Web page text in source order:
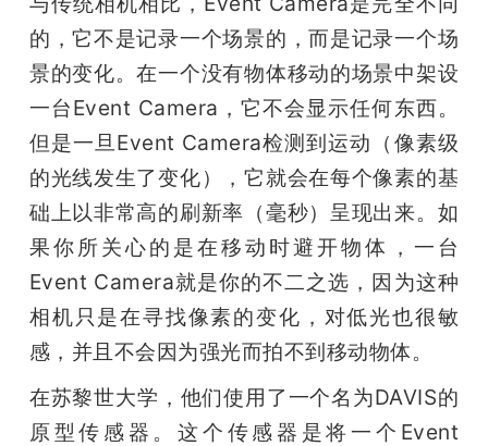
的，它不是记录一个场景的，而是记录一个场
景的变化。在一个没有物体移动的场景中架设
一台Event Camera，它不会显示任何东西。
但是一旦Event Camera检测到运动（像素级
的光线发生了变化），它就会在每个像素的基
础上以非常高的刷新率（毫秒）呈现出来。如
果你所关心的是在移动时避开物体，一台
Event Camera就是你的不二之选，因为这种
相机只是在寻找像素的变化，对低光也很敏
感，并且不会因为强光而拍不到移动物体。
在苏黎世大学，他们使用了一个名为DAVIS的
原型传感器。这个传感器是将一个Event